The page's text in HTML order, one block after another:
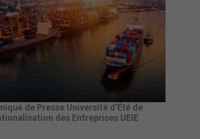
de Presse Université d’Été de
des Entreprises UEIE